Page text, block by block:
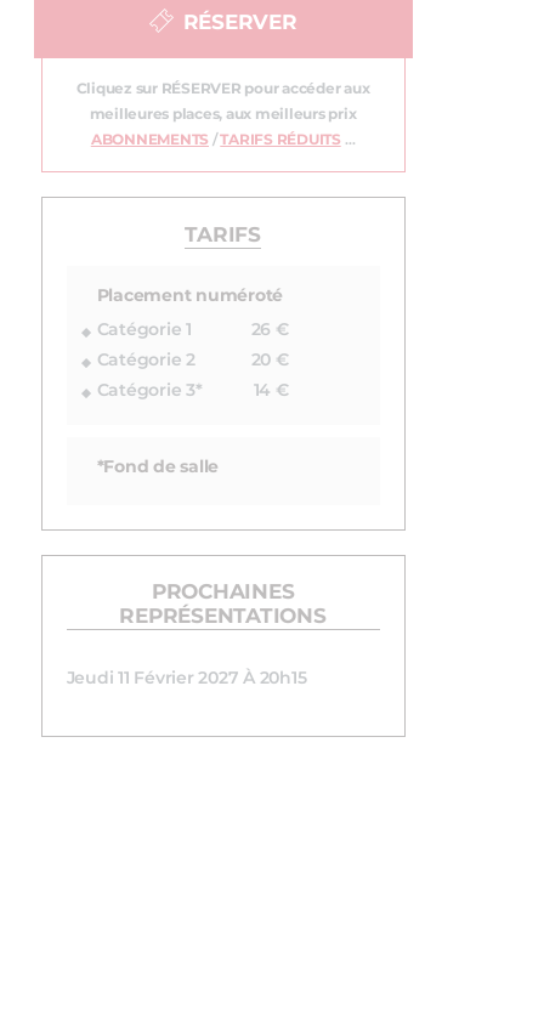
RÉSERVER
Cliquez sur RÉSERVER pour accéder aux
meilleures places, aux meilleurs prix
ABONNEMENTS /TARIFS RÉDUITS …
TARIFS
Placement numéroté
Catégorie 1
26 €
Catégorie 2
20 €
Catégorie 3*
14 €
*Fond de salle
PROCHAINES
REPRÉSENTATIONS
Jeudi 11 Février 2027 À 20h15